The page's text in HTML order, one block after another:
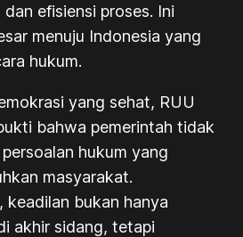
efisiensi proses. Ini
menuju Indonesia yang
hukum.
yang sehat, RUU
bahwa pemerintah tidak
hukum yang
masyarakat.
keadilan bukan hanya
akhir sidang, tetapi